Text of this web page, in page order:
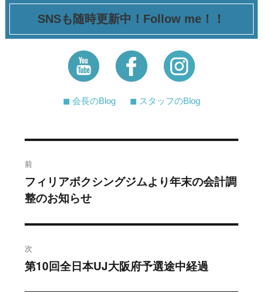
SNSも随時更新中！Follow me！！
◼︎ 会長のBlog ◼︎ スタッフのBlog
稿
ナ
ビ
ゲ
ー
前
過
去
稿:
フィリアボクシングジムより年末の会計調
整のお知らせ
次
次
第10回全日本UJ大阪府予選途中経過